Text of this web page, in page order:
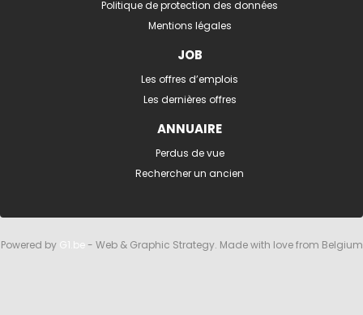
Politique de protection des données
Mentions légales
JOB
Les offres d’emplois
Les dernières offres
ANNUAIRE
Perdus de vue
Rechercher un ancien
Powered by G1.be- Web & Graphic Strategy. Made with love from Belgium